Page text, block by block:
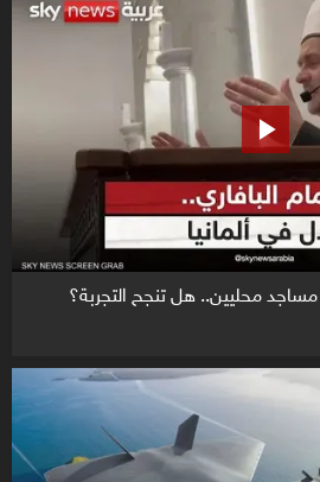
محليين.. هل تنجح التجربة؟